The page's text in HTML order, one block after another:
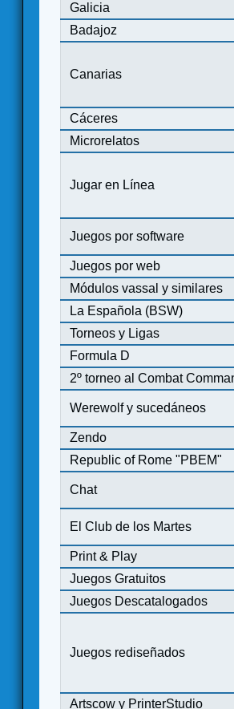
Galicia
Badajoz
Canarias
Cáceres
Microrelatos
Jugar en Línea
Juegos por software
Juegos por web
Módulos vassal y similares
La Española (BSW)
Torneos y Ligas
Formula D
2º torneo al Combat
Werewolf y sucedáneos
Zendo
Republic of Rome "PBEM"
Chat
El Club de los Martes
Print & Play
Juegos Gratuitos
Juegos Descatalogados
Juegos rediseñados
Artscow y PrinterStudio